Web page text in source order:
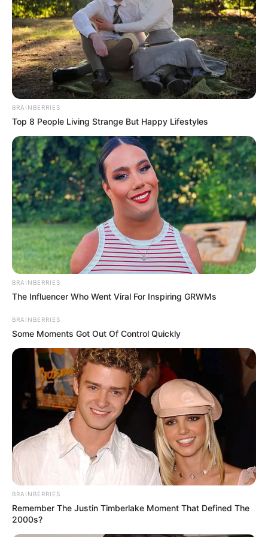
ΔΗΜΟΦΙΛΗ ΑΡΘΡΑ
Ο «Μαύρος Ιππότης» ο εξωγήινος
δορυφόρος σε τροχιά γύρω από τη Γη...
Πέμπτη, 22 Σεπτεμβρίου 2022, 19:25
Ο «Μαύρος Ιππότης» ο εξωγήινος...
Ο Βαρθολομαίος μας δείχνει
ότι η ίδια η εκκλησία είναι με
τον...
Η ΜΕΓΑΛΗ ΑΠΑΤΗ ΤΗΣ
ΑΝΑΔΑΣΩΣΗΣ. ΠΟΣΑ
ΜΥΣΤΙΚΑ ΤΟΥ ΔΑΣΟΥΣ ΜΑΣ
ΚΡΥΒΟΥΝ ΓΙΑ...
ΠΟΛΕΜΟΥ. ΤΟ ΛΥΚΑΥΓΕΣ
ΕΙΝΑΙ ΕΔΩ. ΟΛΑ ΤΑ ΠΟΥΛΙΑ...
υπόγειες στοές του Αγίου
BRAINBERRIES
Top 8 People Living Strange But Happy Lifestyles
BRAINBERRIES
The Influencer Who Went Viral For Inspiring GRWMs
BRAINBERRIES
Some Moments Got Out Of Control Quickly
BRAINBERRIES
Remember The Justin Timberlake Moment That Defined The
2000s?